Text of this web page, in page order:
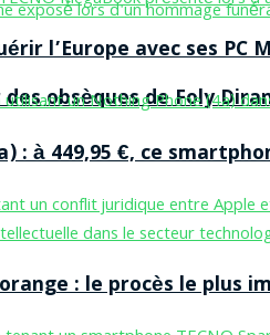
obsèques de Foly
l’Europe avec ses
: à 449,95 €, ce
: le procès le plus